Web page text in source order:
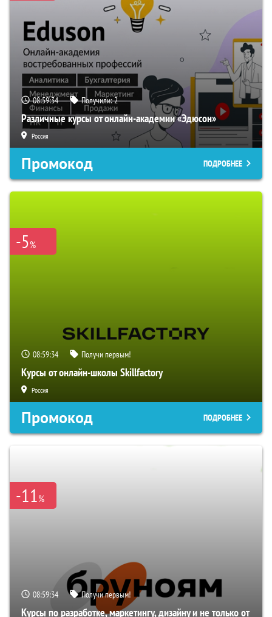
08:59:34 Получили:2
Различные курсы от онлайн-академии «Эдюсон»
Россия
Промокод ПОДРОБНЕЕ
-5%
08:59:34 Получи первым!
Курсы от онлайн-школы Skillfactory
Россия
Промокод ПОДРОБНЕЕ
-11%
08:59:34 Получи первым!
Курсы по разработке, маркетингу, дизайну и не только от